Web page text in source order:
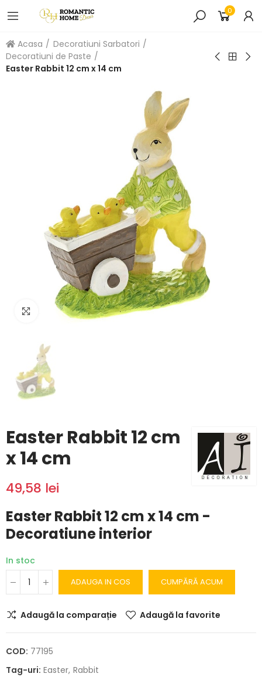
0
Acasa
Decoratiuni Sarbatori
Decoratiuni de Paste
Easter Rabbit 12 cm x 14 cm
Click to enlarge
Easter Rabbit 12 cm
x 14 cm
49,58 lei
Easter Rabbit 12 cm x 14 cm -
Decoratiune interior
In stoc
ADAUGA IN COS CUMPĂRĂ ACUM
Adaugă la comparație Adaugă la favorite
COD: 77195
Tag-uri: Easter Rabbit